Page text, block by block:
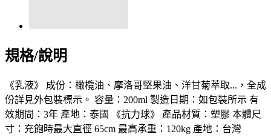
規格/說明
《乳液》 成份：橄欖油、摩洛哥堅果油、洋甘菊萃取...，全成
份詳見外包裝標示。 容量：200ml 製造日期：如包裝所示 有
效期間：3年 產地：泰國 《抗力球》 產品材質：塑膠 本體尺
寸：充飽時最大直徑 65cm 最高承重：120kg 產地：台灣